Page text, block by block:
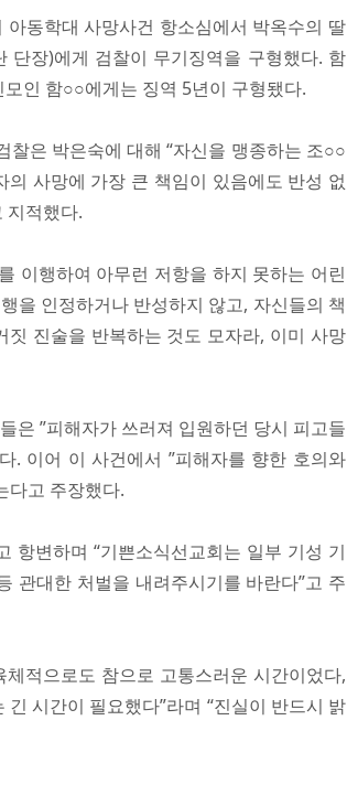
동학대 사망사건 항소심에서 박옥수의 딸
단장)에게 검찰이 무기징역을 구형했다. 함
인 함○○에게는 징역 5년이 구형됐다.
은 박은숙에 대해 “자신을 맹종하는 조○○
사망에 가장 큰 책임이 있음에도 반성 없
지적했다.
이행하여 아무런 저항을 하지 못하는 어린
을 인정하거나 반성하지 않고, 자신들의 책
진술을 반복하는 것도 모자라, 이미 사망
은 ”피해자가 쓰러져 입원하던 당시 피고들
. 이어 이 사건에서 ”피해자를 향한 호의와
다고 주장했다.
항변하며 “기쁜소식선교회는 일부 기성 기
관대한 처벌을 내려주시기를 바란다”고 주
적으로도 참으로 고통스러운 시간이었다,
시간이 필요했다”라며 “진실이 반드시 밝